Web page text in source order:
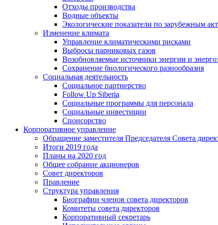
Отходы производства
Водные объекты
Экологические показатели по зарубежным
Изменение климата
Управление климатическими рисками
Выбросы парниковых газов
Возобновляемые источники энергии и
Сохранение биологического разнообразия
Социальная деятельность
Социальное партнерство
Follow Up Siberia
Социальные программы для персонала
Социальные инвестиции
Спонсорство
Корпоративное управление
Обращение заместителя Председателя Совета
Итоги 2019 года
Планы на 2020 год
Общее собрание акционеров
Совет директоров
Правление
Структура управления
Биографии членов совета директоров
Комитеты совета директоров
Корпоративный секретарь